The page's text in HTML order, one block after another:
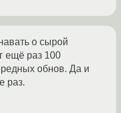
о сырой
ещё раз 100
обнов. Да и
раз.